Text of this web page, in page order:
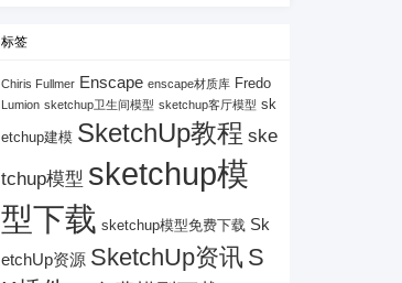
标签
Chiris Fullmer Enscape enscape材质库 Fredo
Lumion sketchup卫生间模型 sketchup客厅模型 sk
etchup建模 SketchUp教程 ske
tchup模型 sketchup模
型下载 sketchup模型免费下载 Sk
etchUp资源 SketchUp资讯 S